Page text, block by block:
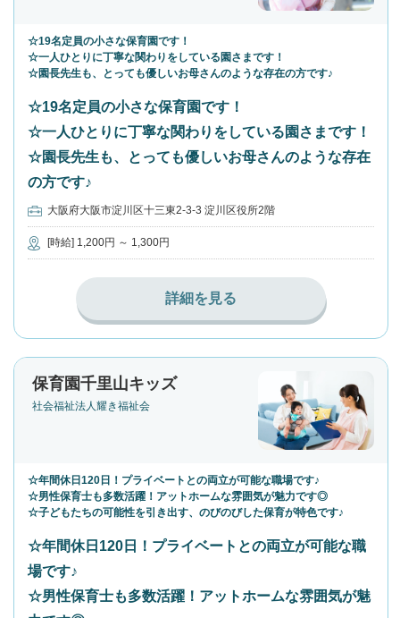
☆19名定員の小さな保育園です！
☆一人ひとりに丁寧な関わりをしている園さまです！
☆園長先生も、とっても優しいお母さんのような存在の方です♪
☆19名定員の小さな保育園です！
☆一人ひとりに丁寧な関わりをしている園さまです！
☆園長先生も、とっても優しいお母さんのような存在
の方です♪
大阪府大阪市淀川区十三東2-3-3 淀川区役所2階
[時給] 1,200円 ～ 1,300円
詳細を見る
保育園千里山キッズ
社会福祉法人耀き福祉会
☆年間休日120日！プライベートとの両立が可能な職場です♪
☆男性保育士も多数活躍！アットホームな雰囲気が魅力です◎
☆子どもたちの可能性を引き出す、のびのびした保育が特色です♪
☆年間休日120日！プライベートとの両立が可能な職
場です♪
☆男性保育士も多数活躍！アットホームな雰囲気が魅